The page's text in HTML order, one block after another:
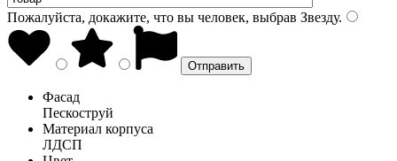
Пожалуйста, докажите, что вы человек, выбрав Звезду.
Фасад
Пескоструй
Материал корпуса
ЛДСП